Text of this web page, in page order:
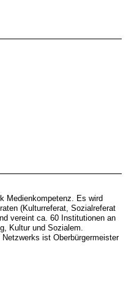
Medienkompetenz. Es wird
(Kulturreferat, Sozialreferat
vereint ca. 60 Institutionen an
Kultur und Sozialem.
ist Oberbürgermeister